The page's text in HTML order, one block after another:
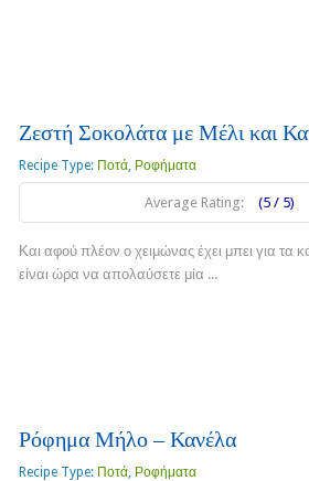
Ζεστή Σοκολάτα με Μέλι και
Recipe Type: Ποτά, Ροφήματα
Average Rating: (5 / 5)
Και αφού πλέον ο χειμώνας έχει μπει για τα
είναι ώρα να απολαύσετε μία ...
Ρόφημα Μήλο – Κανέλα
Recipe Type: Ποτά, Ροφήματα